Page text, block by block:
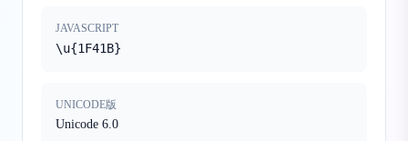
JAVASCRIPT
\u{1F41B}
UNICODE版
Unicode 6.0